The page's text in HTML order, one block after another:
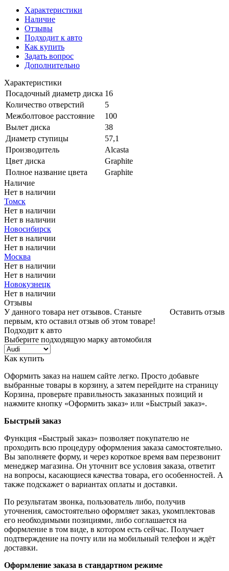
Характеристики
Наличие
Отзывы
Подходит к авто
Как купить
Задать вопрос
Дополнительно
Характеристики
Посадочный диаметр диска 16
Количество отверстий
5
Межболтовое расстояние
100
Вылет диска
38
Диаметр ступицы
57,1
Производитель
Alcasta
Цвет диска
Graphite
Полное название цвета
Graphite
Наличие
Нет в наличии
Томск
Нет в наличии
Нет в наличии
Новосибирск
Нет в наличии
Нет в наличии
Москва
Нет в наличии
Нет в наличии
Новокузнецк
Нет в наличии
Отзывы
Оставить отзыв
У данного товара нет отзывов. Станьте
первым, кто оставил отзыв об этом товаре!
Подходит к авто
Выберите подходящую марку автомобиля
Как купить
Оформить заказ на нашем сайте легко. Просто добавьте
выбранные товары в корзину, а затем перейдите на страницу
Корзина, проверьте правильность заказанных позиций и
нажмите кнопку «Оформить заказ» или «Быстрый заказ».
Быстрый заказ
Функция «Быстрый заказ» позволяет покупателю не
проходить всю процедуру оформления заказа самостоятельно.
Вы заполняете форму, и через короткое время вам перезвонит
менеджер магазина. Он уточнит все условия заказа, ответит
на вопросы, касающиеся качества товара, его особенностей. А
также подскажет о вариантах оплаты и доставки.
По результатам звонка, пользователь либо, получив
уточнения, самостоятельно оформляет заказ, укомплектовав
его необходимыми позициями, либо соглашается на
оформление в том виде, в котором есть сейчас. Получает
подтверждение на почту или на мобильный телефон и ждёт
доставки.
Оформление заказа в стандартном режиме